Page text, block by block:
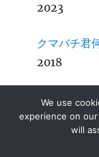
2023
クマバチ君
2018
女子に「カ
2016
SDCC +
We use
experience on
will